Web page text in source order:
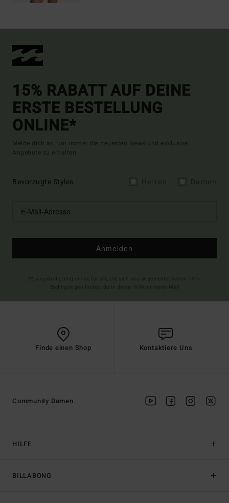
15% RABATT AUF DEINE
ERSTE BESTELLUNG
ONLINE*
Melde dich an, um immer die neuesten News und exklusive
Angebote zu erhalten.
Bevorzugte Styles
Anmelden
Finde einen Shop Kontaktiere Uns
HILFE
BILLABONG
Community Damen